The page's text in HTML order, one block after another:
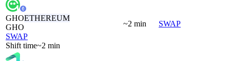
GHOETHEREUM
GHO
SWAP
Shift time~2 min
~2 min SWAP